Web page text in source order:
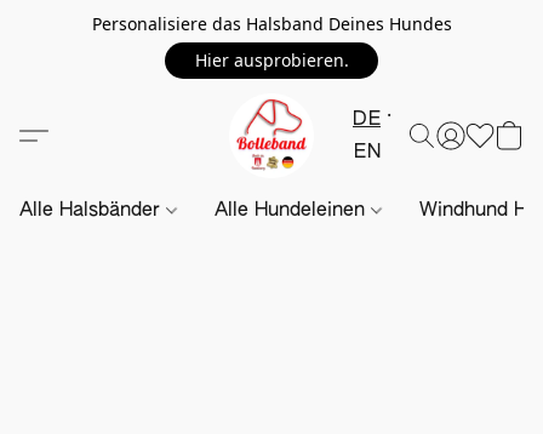
Personalisiere das Halsband Deines Hundes
Hier ausprobieren.
DE
EN
Alle Halsbänder Alle Hundeleinen Windhund